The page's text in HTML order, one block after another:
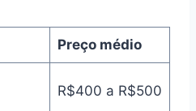
Preço médio
R$400 a R$500